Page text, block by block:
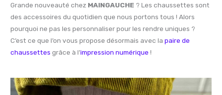
Grande nouveauté chez MAINGAUCHE ? Les chaussettes sont
des accessoires du quotidien que nous portons tous ! Alors
pourquoi ne pas les personnaliser pour les rendre uniques ?
C’est ce que l’on vous propose désormais avec lapaire de
chaussettes grâce à l’impression numérique !